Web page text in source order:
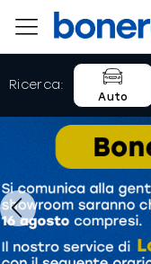
Salta
contenuto
Auto
